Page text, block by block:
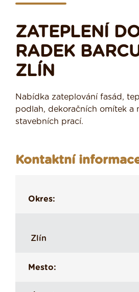
ZATEPLENÍ
RADEK
ZLÍN
Nabídka zateplování fasád,
podlah, dekoračních omítek a
stavebních prací.
Kontaktní
Okres:
Zlín
Mesto: